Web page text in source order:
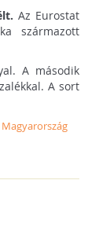
Az Eurostat
származott
A második
A sort
Magyarország